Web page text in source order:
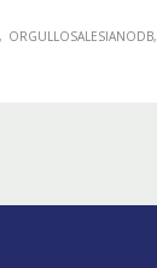
ORGULLOSALESIANODB